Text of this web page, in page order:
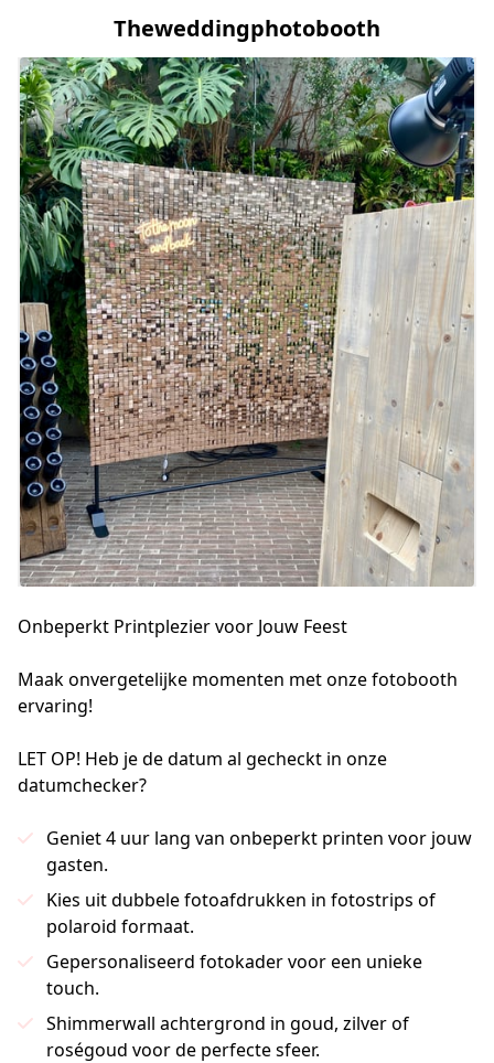
Theweddingphotobooth
Onbeperkt Printplezier voor Jouw Feest
Maak onvergetelijke momenten met onze fotobooth
ervaring!
LET OP! Heb je de datum al gecheckt in onze
datumchecker?
Geniet 4 uur lang van onbeperkt printen voor jouw
gasten.
Kies uit dubbele fotoafdrukken in fotostrips of
polaroid formaat.
Gepersonaliseerd fotokader voor een unieke
touch.
Shimmerwall achtergrond in goud, zilver of
roségoud voor de perfecte sfeer.